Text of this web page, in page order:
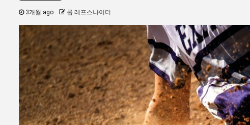
3개월 ago 롭 레프스나이더